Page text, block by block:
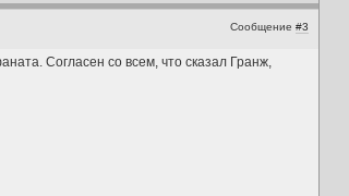
Сообщение #3
Согласен со всем, что сказал Гранж,